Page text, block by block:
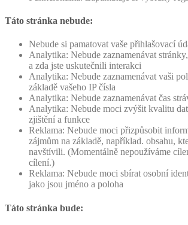
Táto stránka nebude:
Nebude si pamatovat vaše přihlašovací
Analytika: Nebude zaznamenávat
a zda jste uskutečnili interakci
Analytika: Nebude zaznamenávat vaši
základě vašeho IP čísla
Analytika: Nebude zaznamenávat čas
Analytika: Nebude moci zvýšit kvalitu
zjištění a funkce
Reklama: Nebude moci přizpůsobit
zájmům na základě, například. obsahu,
navštívili. (Momentálně nepoužíváme
cílení.)
Reklama: Nebude moci sbírat osobní
jako jsou jméno a poloha
Táto stránka bude: